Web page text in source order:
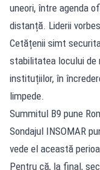
uneori, între agenda
distanță. Liderii
Cetățenii simt
stabilitatea locului de
instituțiilor, în
limpede.
Summitul B9 pune
Sondajul INSOMAR
vede el această
Pentru că, la final,